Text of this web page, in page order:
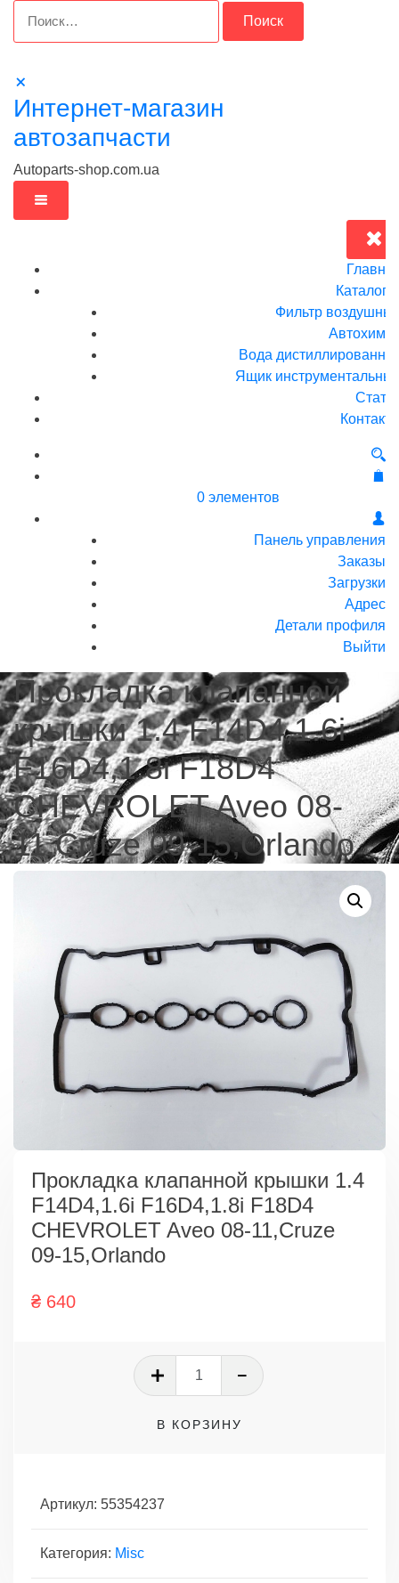
Интернет-магазин
автозапчасти
Autoparts-shop.com.ua
Каталог
Фильтр
Вода
Ящик
0 элементов
Панель управления
Заказы
Загрузки
Адрес
Детали профиля
Выйти
Прокладка клапанной
крышки 1.4 F14D4,1.6i
F16D4,1.8i F18D4
CHEVROLET Aveo 08-
11,Cruze 09-15,Orlando
Прокладка клапанной крышки 1.4
F14D4,1.6i F16D4,1.8i F18D4
CHEVROLET Aveo 08-11,Cruze
09-15,Orlando
₴ 640
Количество
товара
клапанной
В КОРЗИНУ
Артикул: 55354237
Категория: Misc